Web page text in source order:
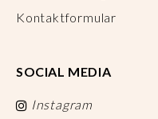
Kontaktformular
SOCIAL MEDIA
Instagram